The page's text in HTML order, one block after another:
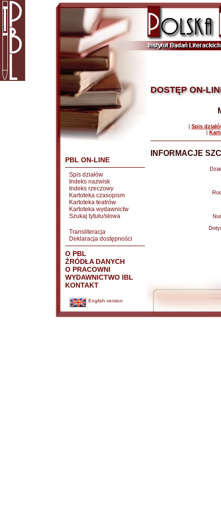
PBL ON-LINE
Spis działów
Indeks nazwisk
Indeks rzeczowy
Kartoteka czasopism
Kartoteka teatrów
Kartoteka wydawnictw
Szukaj tytułu/słowa
Transliteracja
Deklaracja dostępności
O PBL
ŹRÓDŁA DANYCH
O PRACOWNI
WYDAWNICTWO IBL
KONTAKT
English version
DOSTĘP ON-
| Spis
|
INFORMACJE